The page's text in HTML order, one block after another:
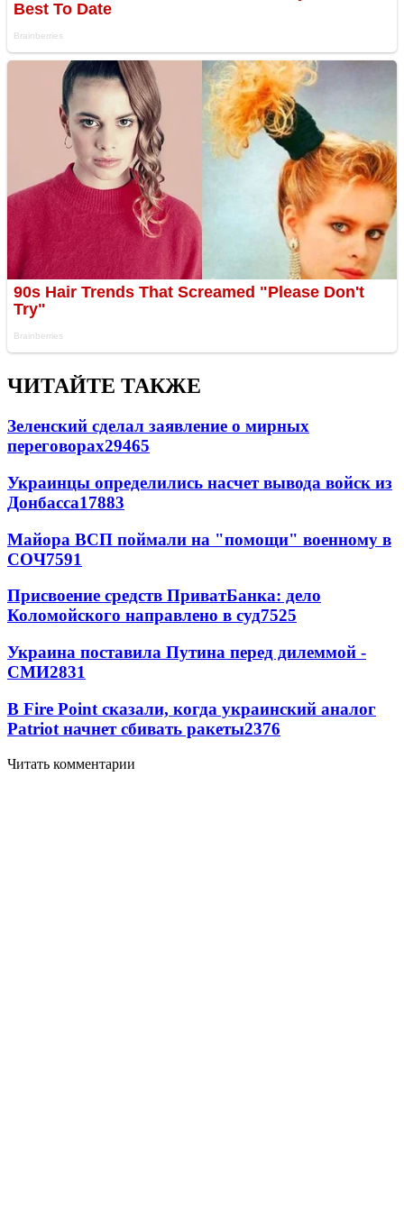
ЧИТАЙТЕ ТАКЖЕ
Зеленский сделал заявление о мирных
переговорах29465
Украинцы определились насчет вывода войск из
Донбасса17883
Майора ВСП поймали на "помощи" военному в
СОЧ7591
Присвоение средств ПриватБанка: дело
Коломойского направлено в суд7525
Украина поставила Путина перед дилеммой -
СМИ2831
В Fire Point сказали, когда украинский аналог
Patriot начнет сбивать ракеты2376
Читать комментарии